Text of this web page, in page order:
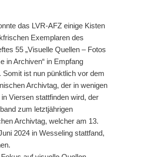
das LVR-AFZ einige Kisten
Exemplaren des
55 „Visuelle Quellen – Fotos
in Archiven“ in Empfang
Somit ist nun pünktlich vor dem
Archivtag, der in wenigen
Viersen stattfinden wird, der
zum letztjährigen
Archivtag, welcher am 13.
2024 in Wesseling stattfand,